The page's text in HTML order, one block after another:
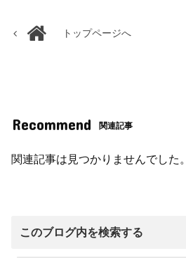
トップページへ
Recommend 関連記事
関連記事は見つかりませんでした。
このブログ内を検索する